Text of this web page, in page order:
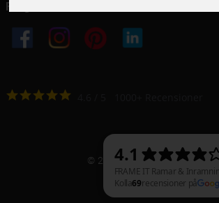
Følg os i dine kanaler
© 2021 Frame It